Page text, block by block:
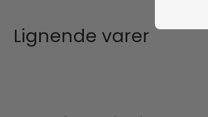
Lignende varer